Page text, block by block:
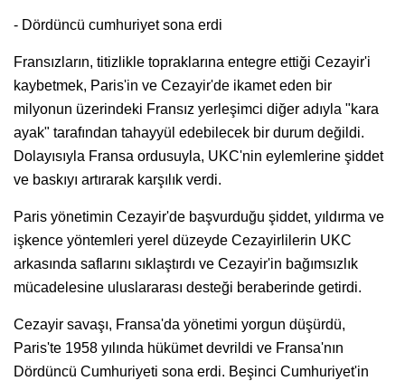
- Dördüncü cumhuriyet sona erdi
Fransızların, titizlikle topraklarına entegre ettiği Cezayir'i
kaybetmek, Paris'in ve Cezayir'de ikamet eden bir
milyonun üzerindeki Fransız yerleşimci diğer adıyla "kara
ayak" tarafından tahayyül edebilecek bir durum değildi.
Dolayısıyla Fransa ordusuyla, UKC'nin eylemlerine şiddet
ve baskıyı artırarak karşılık verdi.
Paris yönetimin Cezayir'de başvurduğu şiddet, yıldırma ve
işkence yöntemleri yerel düzeyde Cezayirlilerin UKC
arkasında saflarını sıklaştırdı ve Cezayir'in bağımsızlık
mücadelesine uluslararası desteği beraberinde getirdi.
Cezayir savaşı, Fransa'da yönetimi yorgun düşürdü,
Paris'te 1958 yılında hükümet devrildi ve Fransa'nın
Dördüncü Cumhuriyeti sona erdi. Beşinci Cumhuriyet'in